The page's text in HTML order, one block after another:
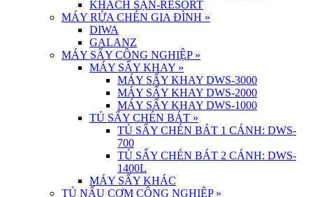
KHÁCH SẠN-RESORT
MÁY RỬA CHÉN GIA ĐÌNH »
DIWA
GALANZ
MÁY SẤY CÔNG NGHIỆP »
MÁY SẤY KHAY »
MÁY SẤY KHAY DWS-3000
MÁY SẤY KHAY DWS-2000
MÁY SẤY KHAY DWS-1000
TỦ SẤY CHÉN BÁT »
TỦ SẤY CHÉN BÁT 1 CÁNH: DWS-
700
TỦ SẤY CHÉN BÁT 2 CÁNH: DWS-
1400L
MÁY SẤY KHÁC
TỦ NẤU CƠM CÔNG NGHIỆP »